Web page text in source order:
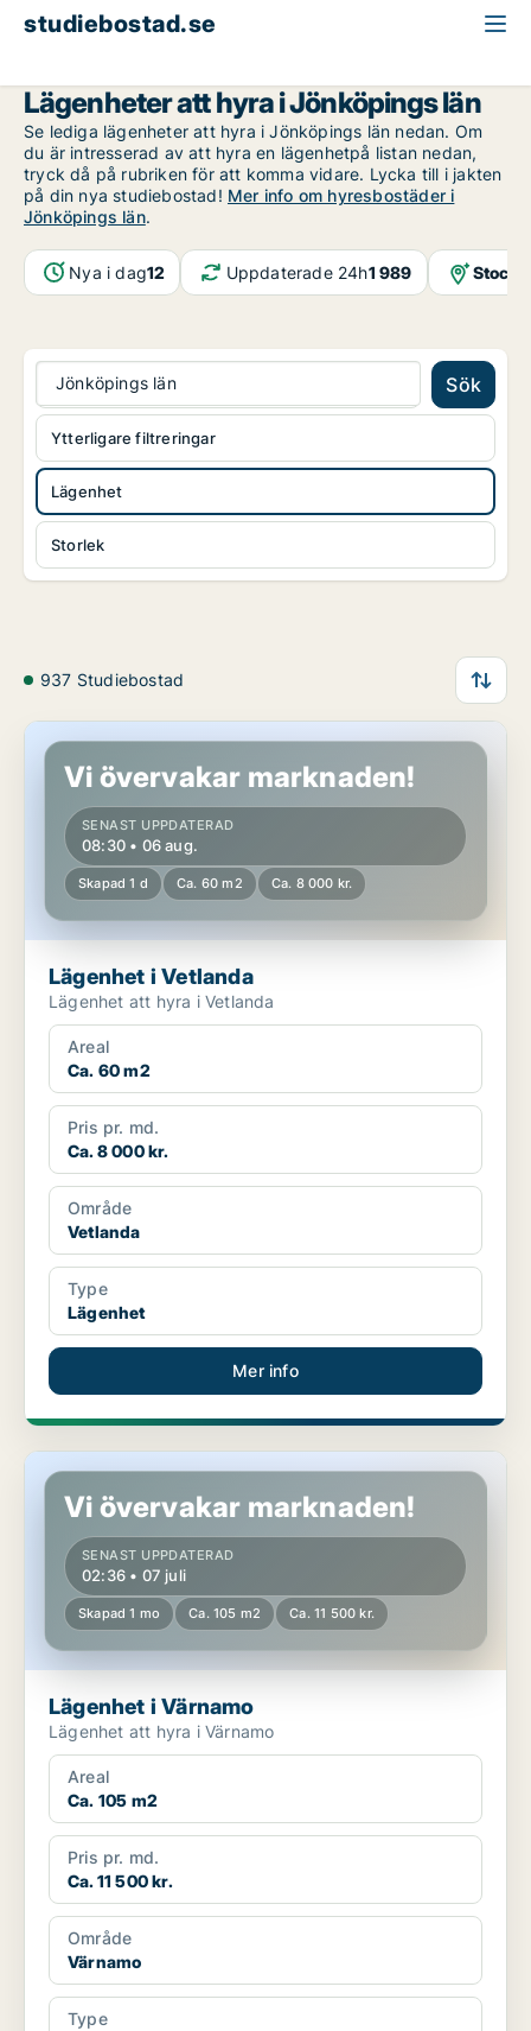
studiebostad.se
Lägenheter att hyra i Jönköpings län
Se lediga lägenheter att hyra i Jönköpings län nedan. Om
du är intresserad av att hyra en lägenhetpå listan nedan,
tryck då på rubriken för att komma vidare. Lycka till i jakten
på din nya studiebostad! Mer info om hyresbostäder i
Jönköpings län.
Nya i dag12 Uppdaterade 24h1 989
Jönköpings län Sök
Lägenhet
Storlek
Ytterligare filtreringar
937 Studiebostad
Lägenhet i Vetlanda
Vi övervakar marknaden!
SENAST UPPDATERAD
08:30 • 06 aug.
Skapad 1 d Ca. 60 m2 Ca. 8 000 kr.
Lägenhet i Vetlanda
Lägenhet att hyra i Vetlanda
Areal
Ca. 60 m2
Pris pr. md.
Ca. 8 000 kr.
Område
Vetlanda
Type
Lägenhet
Mer info
Lägenhet i Värnamo
Vi övervakar marknaden!
SENAST UPPDATERAD
02:36 • 07 juli
Skapad 1 mo Ca. 105 m2 Ca. 11 500 kr.
Lägenhet i Värnamo
Lägenhet att hyra i Värnamo
Areal
Ca. 105 m2
Pris pr. md.
Ca. 11 500 kr.
Område
Värnamo
Type